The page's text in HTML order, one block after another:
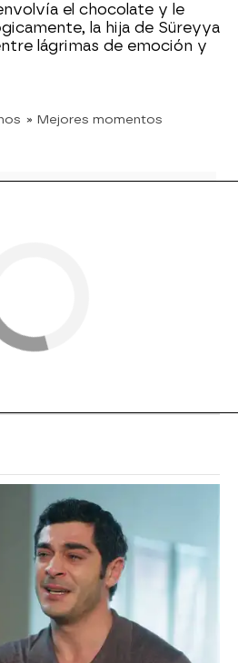
el chocolate y le
la hija de Süreyya
lágrimas de emoción y
» Mejores momentos